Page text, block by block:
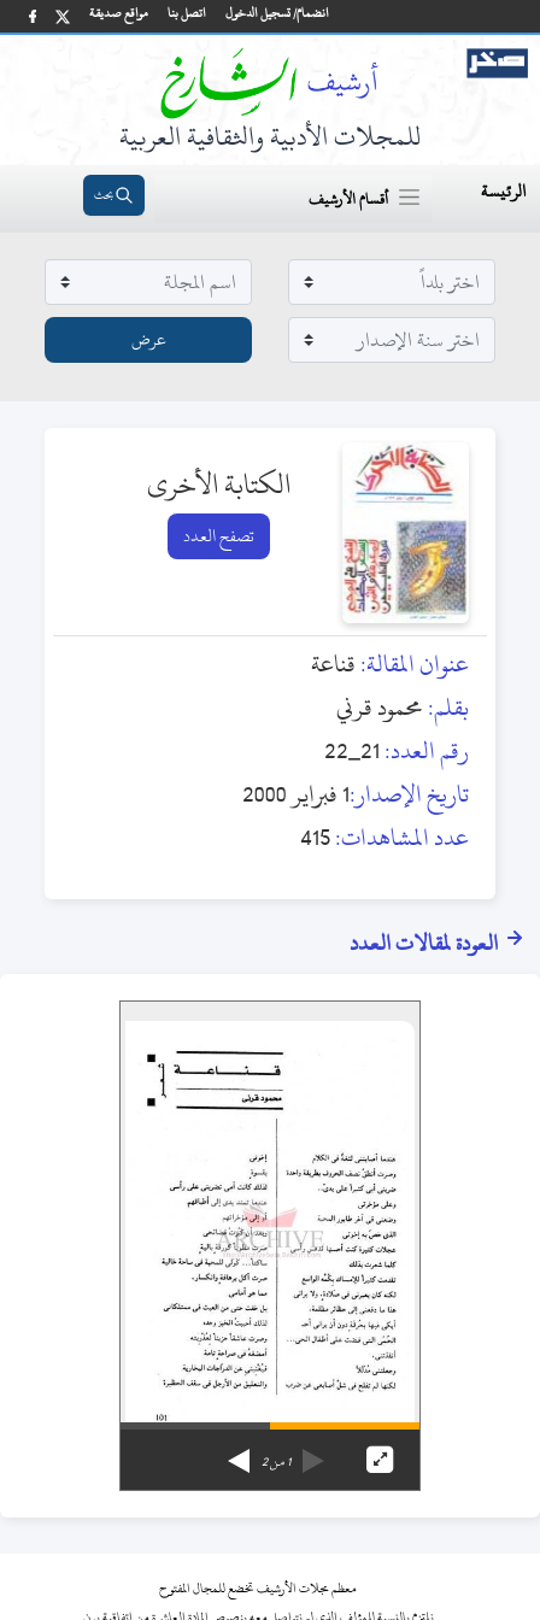
مواقع صديقة اتصل بنا انضمام/ تسجيل الدخول
للمجلات الأدبية والثقافية العربية
الرئيسة أقسام الأرشيف بحث
الكتابة الأخرى
تصفح العدد
عنوان المقالة:قناعة
بقلم:محمود قرني
رقم العدد:21_22
تاريخ الإصدار:1 فبراير 2000
عدد المشاهدات:415
العودة لمقالات العدد
1من2
معظم مجلات الأرشيف تخضع للمجال المفتوح